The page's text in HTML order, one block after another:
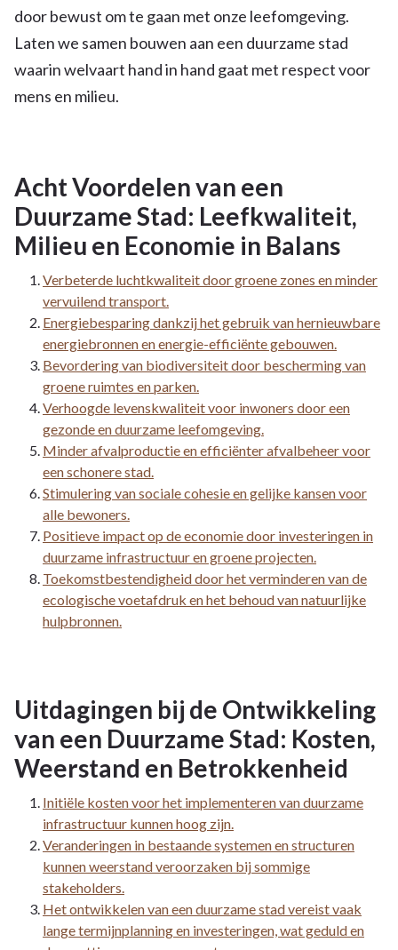
door bewust om te gaan met onze leefomgeving.
Laten we samen bouwen aan een duurzame stad
waarin welvaart hand in hand gaat met respect voor
mens en milieu.
Acht Voordelen van een
Duurzame Stad: Leefkwaliteit,
Milieu en Economie in Balans
Verbeterde luchtkwaliteit door groene zones en minder
vervuilend transport.
Energiebesparing dankzij het gebruik van hernieuwbare
energiebronnen en energie-efficiënte gebouwen.
Bevordering van biodiversiteit door bescherming van
groene ruimtes en parken.
Verhoogde levenskwaliteit voor inwoners door een
gezonde en duurzame leefomgeving.
Minder afvalproductie en efficiënter afvalbeheer voor
een schonere stad.
Stimulering van sociale cohesie en gelijke kansen voor
alle bewoners.
Positieve impact op de economie door investeringen in
duurzame infrastructuur en groene projecten.
Toekomstbestendigheid door het verminderen van de
ecologische voetafdruk en het behoud van natuurlijke
hulpbronnen.
Uitdagingen bij de Ontwikkeling
van een Duurzame Stad: Kosten,
Weerstand en Betrokkenheid
Initiële kosten voor het implementeren van duurzame
infrastructuur kunnen hoog zijn.
Veranderingen in bestaande systemen en structuren
kunnen weerstand veroorzaken bij sommige
stakeholders.
Het ontwikkelen van een duurzame stad vereist vaak
lange termijnplanning en investeringen, wat geduld en